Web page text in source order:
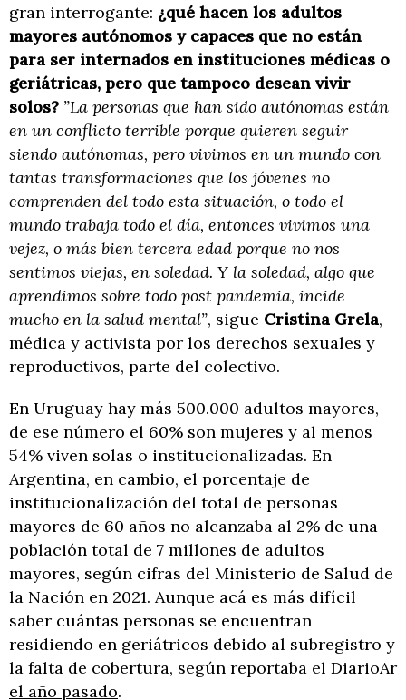
gran interrogante: ¿qué hacen los adultos
mayores autónomos y capaces que no están
para ser internados en instituciones médicas o
geriátricas, pero que tampoco desean vivir
solos? ”La personas que han sido autónomas están
en un conflicto terrible porque quieren seguir
siendo autónomas, pero vivimos en un mundo con
tantas transformaciones que los jóvenes no
comprenden del todo esta situación, o todo el
mundo trabaja todo el día, entonces vivimos una
vejez, o más bien tercera edad porque no nos
sentimos viejas, en soledad. Y la soledad, algo que
aprendimos sobre todo post pandemia, incide
mucho en la salud mental”, sigue Cristina Grela,
médica y activista por los derechos sexuales y
reproductivos, parte del colectivo.
En Uruguay hay más 500.000 adultos mayores,
de ese número el 60% son mujeres y al menos
54% viven solas o institucionalizadas. En
Argentina, en cambio, el porcentaje de
institucionalización del total de personas
mayores de 60 años no alcanzaba al 2% de una
población total de 7 millones de adultos
mayores, según cifras del Ministerio de Salud de
la Nación en 2021. Aunque acá es más difícil
saber cuántas personas se encuentran
residiendo en geriátricos debido al subregistro y
la falta de cobertura, según reportaba el DiarioAr
el año pasado.